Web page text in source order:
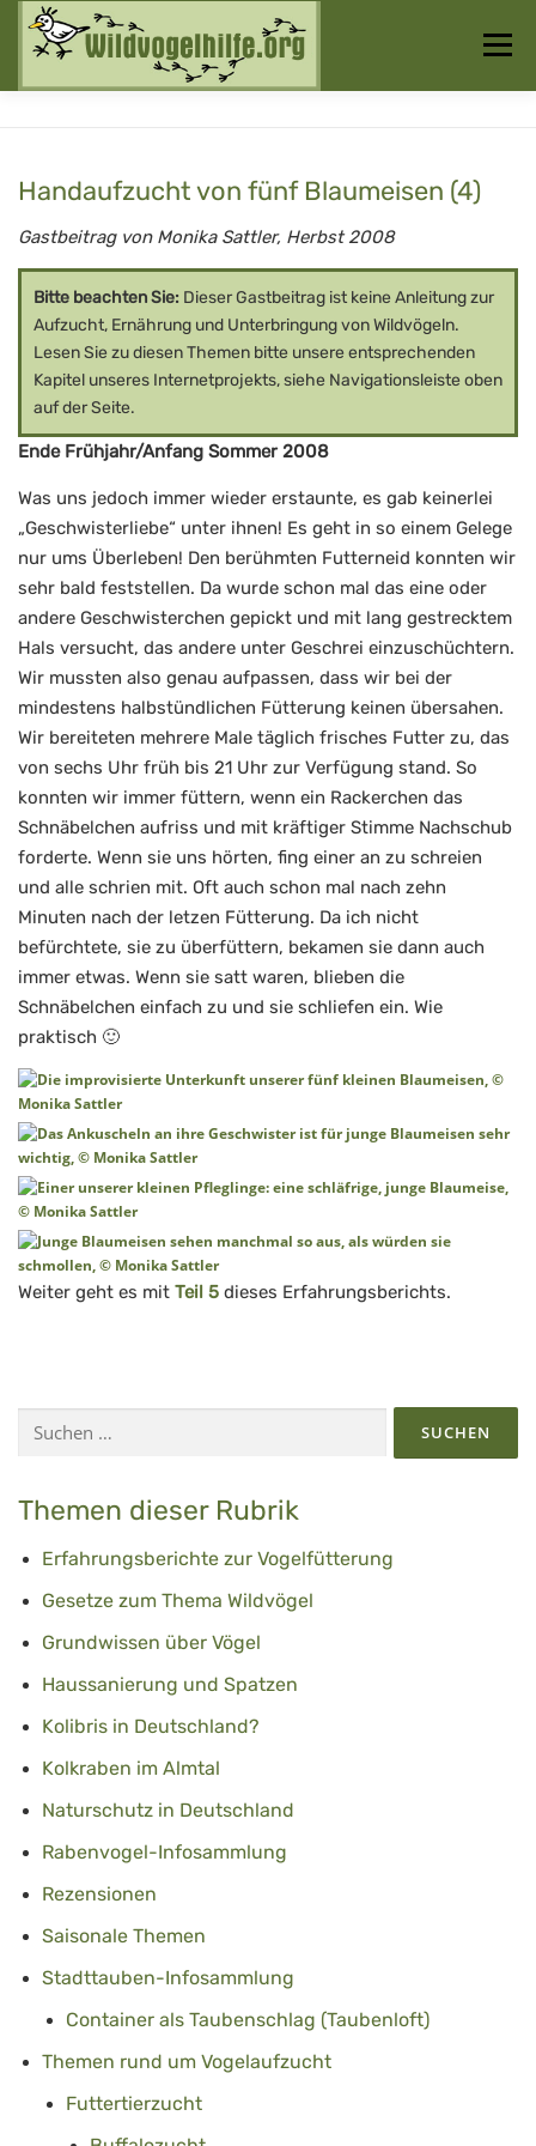
Inhalt
springen
Menü
Auffangstationen
Handaufzucht von fünf Blaumeisen (4)
Gastbeitrag von Monika Sattler, Herbst 2008
Bitte beachten Sie: Dieser Gastbeitrag ist keine Anleitung zur
Aufzucht, Ernährung und Unterbringung von Wildvögeln.
Lesen Sie zu diesen Themen bitte unsere entsprechenden
Kapitel unseres Internetprojekts, siehe Navigationsleiste oben
auf der Seite.
Ende Frühjahr/Anfang Sommer 2008
Was uns jedoch immer wieder erstaunte, es gab keinerlei
„Geschwisterliebe“ unter ihnen! Es geht in so einem Gelege
nur ums Überleben! Den berühmten Futterneid konnten wir
sehr bald feststellen. Da wurde schon mal das eine oder
andere Geschwisterchen gepickt und mit lang gestrecktem
Hals versucht, das andere unter Geschrei einzuschüchtern.
Wir mussten also genau aufpassen, dass wir bei der
mindestens halbstündlichen Fütterung keinen übersahen.
Wir bereiteten mehrere Male täglich frisches Futter zu, das
von sechs Uhr früh bis 21 Uhr zur Verfügung stand. So
konnten wir immer füttern, wenn ein Rackerchen das
Schnäbelchen aufriss und mit kräftiger Stimme Nachschub
forderte. Wenn sie uns hörten, fing einer an zu schreien
und alle schrien mit. Oft auch schon mal nach zehn
Minuten nach der letzen Fütterung. Da ich nicht
befürchtete, sie zu überfüttern, bekamen sie dann auch
immer etwas. Wenn sie satt waren, blieben die
Schnäbelchen einfach zu und sie schliefen ein. Wie
praktisch 🙂
Weiter geht es mit Teil 5 dieses Erfahrungsberichts.
nach:
Themen dieser Rubrik
Erfahrungsberichte zur Vogelfütterung
Gesetze zum Thema Wildvögel
Grundwissen über Vögel
Haussanierung und Spatzen
Kolibris in Deutschland?
Kolkraben im Almtal
Naturschutz in Deutschland
Rabenvogel-Infosammlung
Rezensionen
Saisonale Themen
Stadttauben-Infosammlung
Container als Taubenschlag (Taubenloft)
Themen rund um Vogelaufzucht
Futtertierzucht